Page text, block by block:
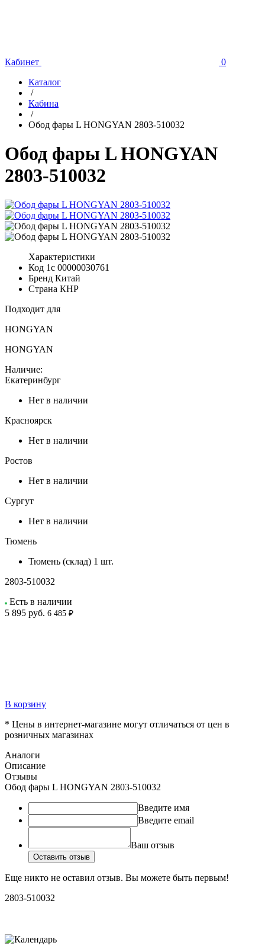
Кабинет
0
Каталог
/
Кабина
/
Обод фары L HONGYAN 2803-510032
Обод фары L HONGYAN
2803-510032
Характеристики
Код 1с 00000030761
Бренд Китай
Страна КНР
Подходит для
HONGYAN
HONGYAN
Наличие:
Екатеринбург
Нет в наличии
Красноярск
Нет в наличии
Ростов
Нет в наличии
Сургут
Нет в наличии
Тюмень
Тюмень (склад) 1 шт.
2803-510032
Есть в наличии
5 895 руб. 6 485 ₽
В корзину
* Цены в интернет-магазине могут отличаться от цен в
розничных магазинах
Аналоги
Описание
Отзывы
Обод фары L HONGYAN 2803-510032
Введите имя
Введите email
Ваш отзыв
Оставить отзыв
Еще никто не оставил отзыв. Вы можете быть первым!
2803-510032